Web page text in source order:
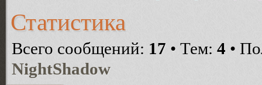
Статистика
Всего сообщений: 17 • Тем: 4 •
NightShadow